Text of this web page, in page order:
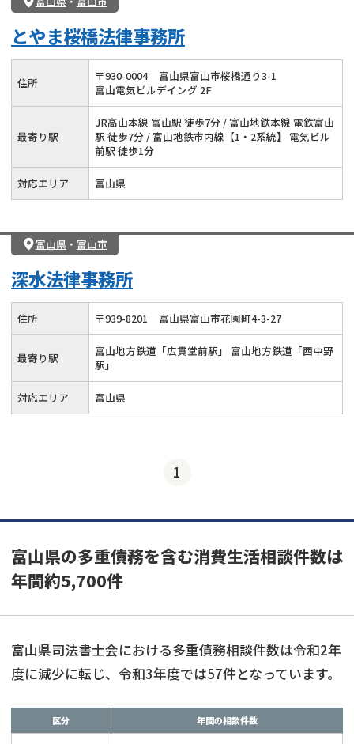
とやま桜橋法律事務所
住所 〒930-0004
富山県富山市桜橋通り3-1
富山電気ビルデイング 2F
最寄り駅
JR高山本線 富山駅 徒歩7分 / 富山地鉄本線 電鉄富山
駅 徒歩7分 / 富山地鉄市内線【1・2系統】 電気ビル
前駅 徒歩1分
対応エリア 富山県
富山県 ・ 富山市
深水法律事務所
住所 〒939-8201 富山県富山市花園町4-3-27
最寄り駅
富山地方鉄道「広貫堂前駅」 富山地方鉄道「西中野
駅」
対応エリア 富山県
1
富山県の多重債務を含む消費生活相談件数は
年間約5,700件
富山県司法書士会における多重債務相談件数は令和2年
度に減少に転じ、令和3年度では57件となっています。
区分 年間の相談件数